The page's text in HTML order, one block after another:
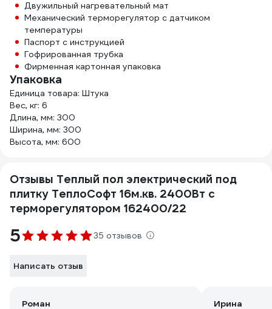
Двужильный нагревательный мат
Механический терморегулятор с датчиком
температуры
Паспорт с инструкцией
Гофрированная трубка
Фирменная картонная упаковка
Упаковка
Единица товара: Штука
Вес, кг: 6
Длина, мм: 300
Ширина, мм: 300
Высота, мм: 600
Отзывы Теплый пол электрический под
плитку ТеплоСофт 16м.кв. 2400Вт с
терморегулятором 162400/22
5 35 отзывов
Написать отзыв
Роман Ирина